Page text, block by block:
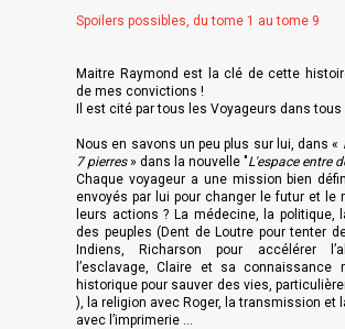
Spoilers possibles, du tome 1 au tome 9
Maitre Raymond est la clé de cette
de mes convictions !
Il est cité par tous les Voyageurs dans
Nous en savons un peu plus sur lui, dans «
7 pierres» dans la nouvelle "L'espace entre
Chaque voyageur a une mission bien
envoyés par lui pour changer le futur et le
leurs actions ? La médecine, la politique,
des peuples (Dent de Loutre pour tenter
Indiens, Richarson pour accélérer
l’esclavage, Claire et sa connaissance
historique pour sauver des vies,
), la religion avec Roger, la transmission et
avec l’imprimerie ...